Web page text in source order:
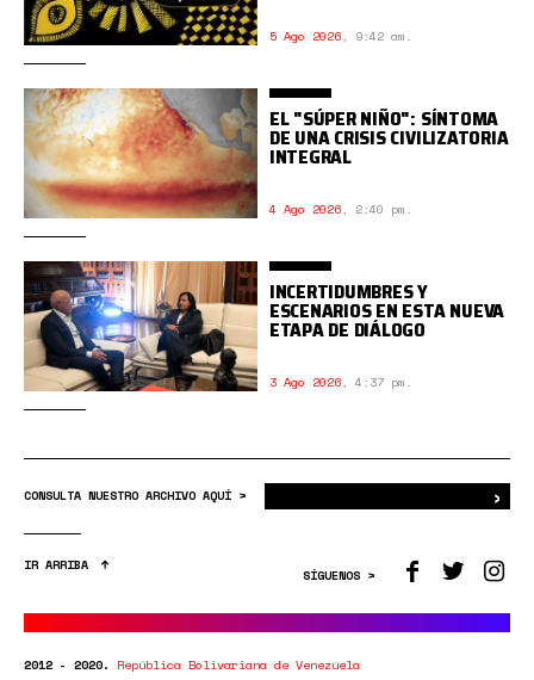
5 Ago 2026, 9:42 am.
EL "SÚPER NIÑO": SÍNTOMA
DE UNA CRISIS CIVILIZATORIA
INTEGRAL
4 Ago 2026, 2:40 pm.
INCERTIDUMBRES Y
ESCENARIOS EN ESTA NUEVA
ETAPA DE DIÁLOGO
3 Ago 2026, 4:37 pm.
CONSULTA NUESTRO ARCHIVO AQUÍ > ›
IR ARRIBA
SÍGUENOS >
2012 - 2020. República Bolivariana de Venezuela